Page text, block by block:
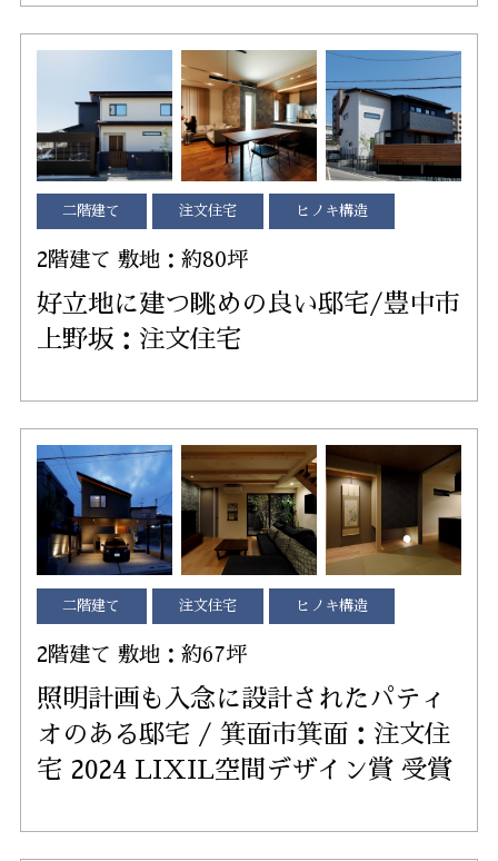
二階建て 注文住宅 ヒノキ構造
2階建て 敷地：約80坪
好立地に建つ眺めの良い邸宅/豊中市
上野坂：注文住宅
二階建て 注文住宅 ヒノキ構造
2階建て 敷地：約67坪
照明計画も入念に設計されたパティ
オのある邸宅 / 箕面市箕面：注文住
宅 2024 LIXIL空間デザイン賞 受賞